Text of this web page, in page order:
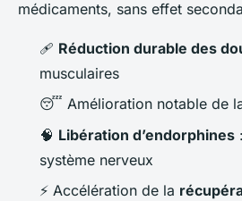
médicaments, sans effet
🩹 Réduction durable des
musculaires
😴 Amélioration notable de
🧠 Libération d’endorphines
système nerveux
⚡ Accélération de la